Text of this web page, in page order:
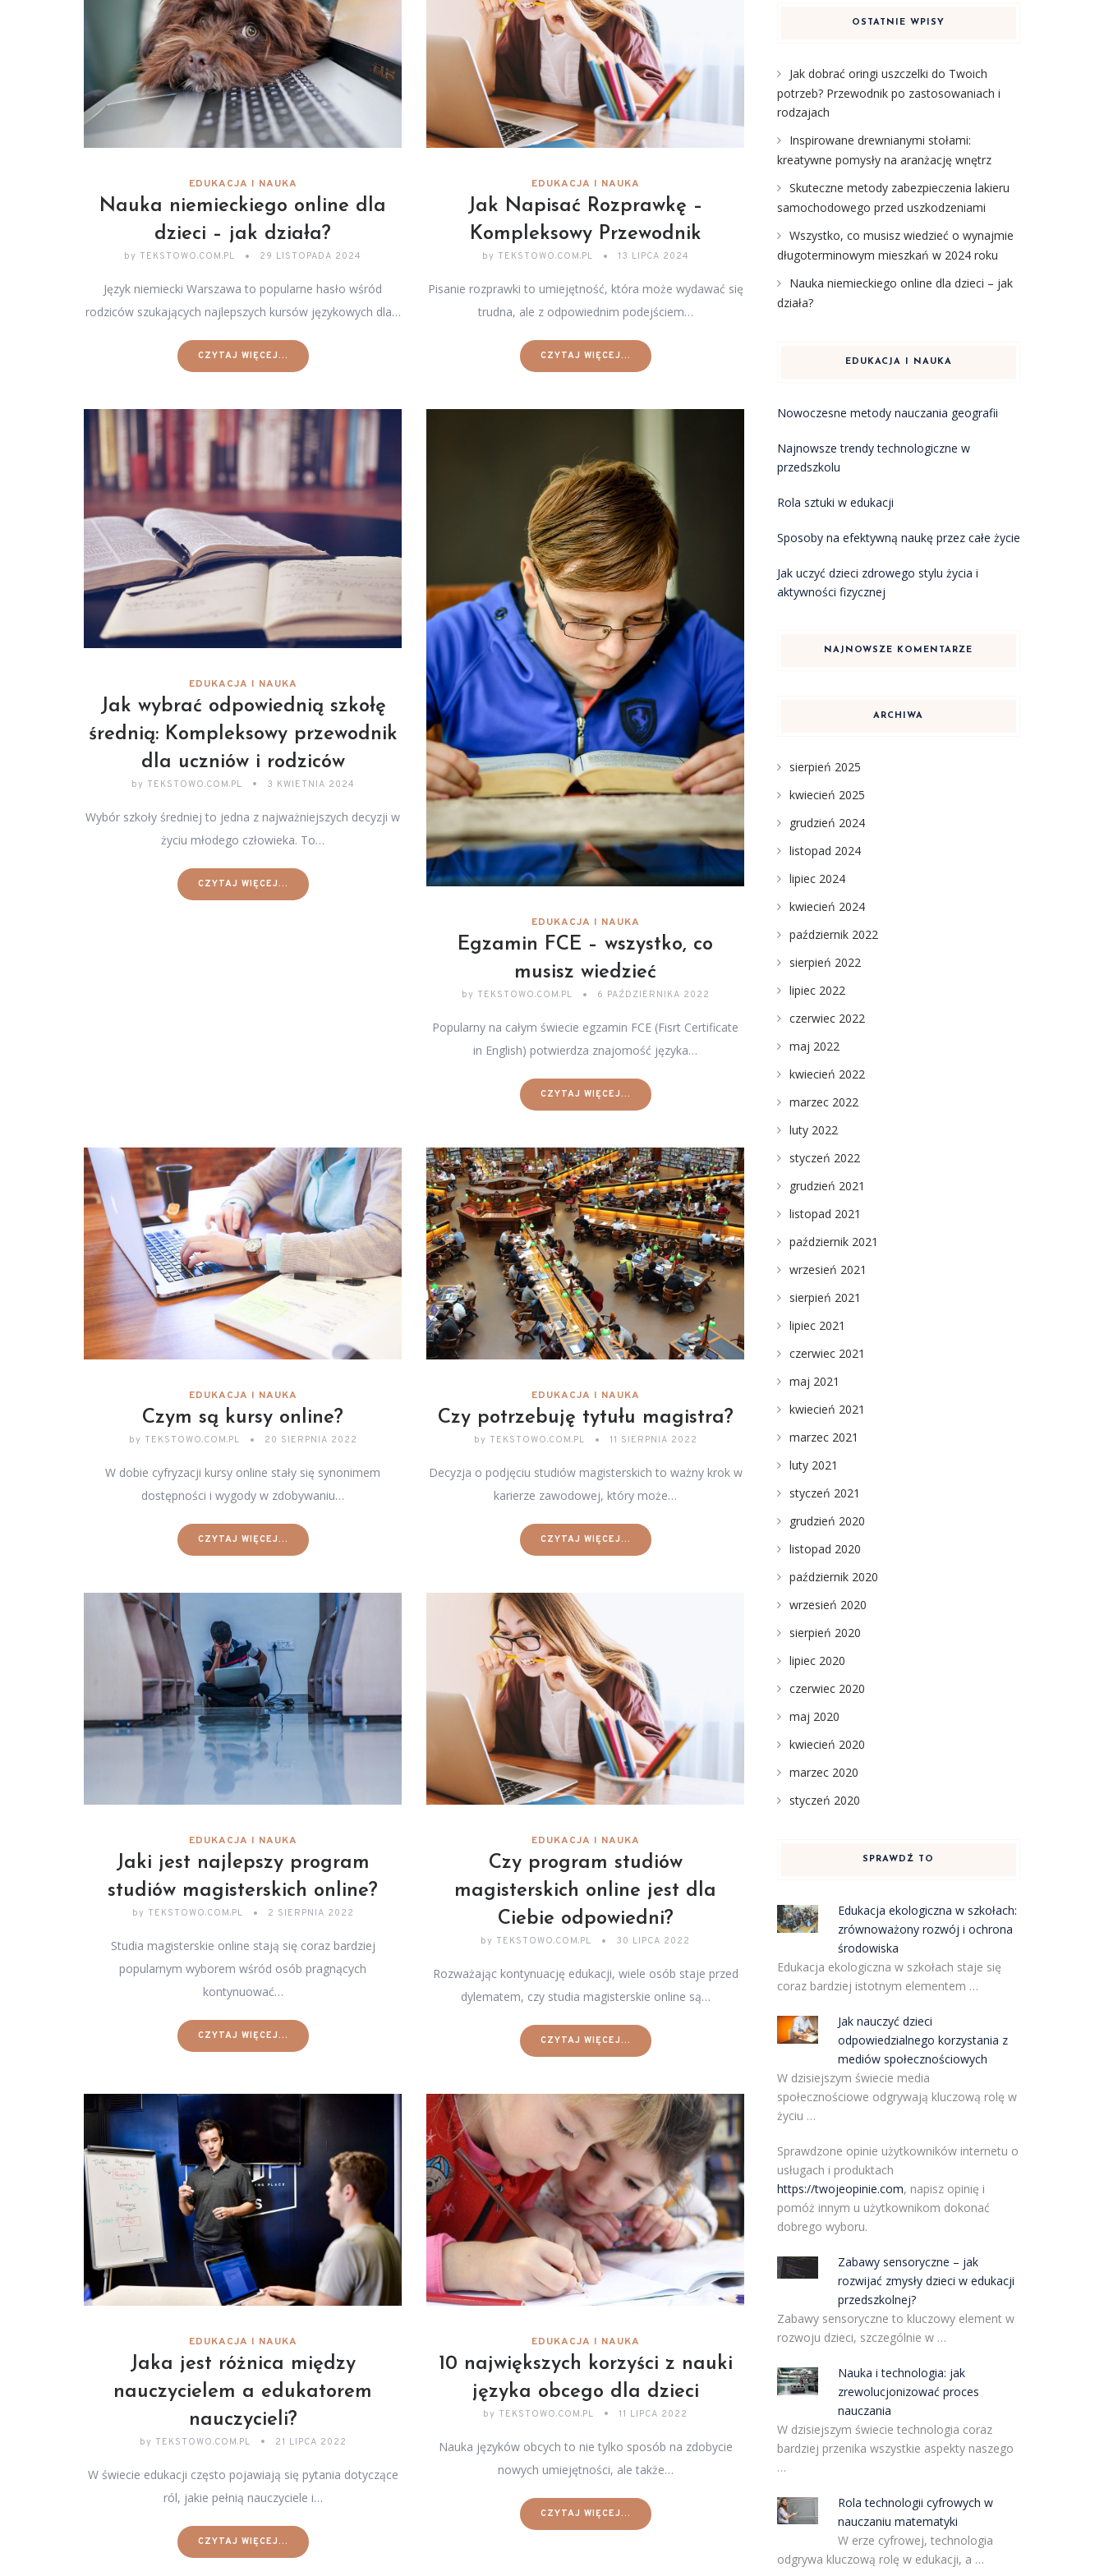
EDUKACJA I NAUKA
Nauka niemieckiego online dla
dzieci – jak działa?
by TEKSTOWO.COM.PL 29 LISTOPADA 2024
Język niemiecki Warszawa to popularne hasło wśród
rodziców szukających najlepszych kursów językowych dla…
CZYTAJ WIĘCEJ...
EDUKACJA I NAUKA
Jak Napisać Rozprawkę –
Kompleksowy Przewodnik
by TEKSTOWO.COM.PL 13 LIPCA 2024
Pisanie rozprawki to umiejętność, która może wydawać się
trudna, ale z odpowiednim podejściem…
CZYTAJ WIĘCEJ...
EDUKACJA I NAUKA
Jak wybrać odpowiednią szkołę
średnią: Kompleksowy przewodnik
dla uczniów i rodziców
by TEKSTOWO.COM.PL 3 KWIETNIA 2024
Wybór szkoły średniej to jedna z najważniejszych decyzji w
życiu młodego człowieka. To…
CZYTAJ WIĘCEJ...
EDUKACJA I NAUKA
Egzamin FCE – wszystko, co
musisz wiedzieć
by TEKSTOWO.COM.PL 6 PAŹDZIERNIKA 2022
Popularny na całym świecie egzamin FCE (Fisrt Certificate
in English) potwierdza znajomość języka…
CZYTAJ WIĘCEJ...
EDUKACJA I NAUKA
Czym są kursy online?
by TEKSTOWO.COM.PL 20 SIERPNIA 2022
W dobie cyfryzacji kursy online stały się synonimem
dostępności i wygody w zdobywaniu…
CZYTAJ WIĘCEJ...
EDUKACJA I NAUKA
Czy potrzebuję tytułu magistra?
by TEKSTOWO.COM.PL 11 SIERPNIA 2022
Decyzja o podjęciu studiów magisterskich to ważny krok w
karierze zawodowej, który może…
CZYTAJ WIĘCEJ...
EDUKACJA I NAUKA
Jaki jest najlepszy program
studiów magisterskich online?
by TEKSTOWO.COM.PL 2 SIERPNIA 2022
Studia magisterskie online stają się coraz bardziej
popularnym wyborem wśród osób pragnących
kontynuować…
CZYTAJ WIĘCEJ...
EDUKACJA I NAUKA
Czy program studiów
magisterskich online jest dla
Ciebie odpowiedni?
by TEKSTOWO.COM.PL 30 LIPCA 2022
Rozważając kontynuację edukacji, wiele osób staje przed
dylematem, czy studia magisterskie online są…
CZYTAJ WIĘCEJ...
EDUKACJA I NAUKA
Jaka jest różnica między
nauczycielem a edukatorem
nauczycieli?
by TEKSTOWO.COM.PL 21 LIPCA 2022
W świecie edukacji często pojawiają się pytania dotyczące
ról, jakie pełnią nauczyciele i…
CZYTAJ WIĘCEJ...
EDUKACJA I NAUKA
10 największych korzyści z nauki
języka obcego dla dzieci
by TEKSTOWO.COM.PL 11 LIPCA 2022
Nauka języków obcych to nie tylko sposób na zdobycie
nowych umiejętności, ale także…
CZYTAJ WIĘCEJ...
OSTATNIE WPISY
Jak dobrać oringi uszczelki do Twoich
potrzeb? Przewodnik po zastosowaniach i
rodzajach
Inspirowane drewnianymi stołami:
kreatywne pomysły na aranżację wnętrz
Skuteczne metody zabezpieczenia lakieru
samochodowego przed uszkodzeniami
Wszystko, co musisz wiedzieć o wynajmie
długoterminowym mieszkań w 2024 roku
Nauka niemieckiego online dla dzieci – jak
działa?
EDUKACJA I NAUKA
Nowoczesne metody nauczania geografii
Najnowsze trendy technologiczne w
przedszkolu
Rola sztuki w edukacji
Sposoby na efektywną naukę przez całe życie
Jak uczyć dzieci zdrowego stylu życia i
aktywności fizycznej
NAJNOWSZE KOMENTARZE
ARCHIWA
sierpień 2025
kwiecień 2025
grudzień 2024
listopad 2024
lipiec 2024
kwiecień 2024
październik 2022
sierpień 2022
lipiec 2022
czerwiec 2022
maj 2022
kwiecień 2022
marzec 2022
luty 2022
styczeń 2022
grudzień 2021
listopad 2021
październik 2021
wrzesień 2021
sierpień 2021
lipiec 2021
czerwiec 2021
maj 2021
kwiecień 2021
marzec 2021
luty 2021
styczeń 2021
grudzień 2020
listopad 2020
październik 2020
wrzesień 2020
sierpień 2020
lipiec 2020
czerwiec 2020
maj 2020
kwiecień 2020
marzec 2020
styczeń 2020
SPRAWDŹ TO
Edukacja ekologiczna w szkołach:
zrównoważony rozwój i ochrona
środowiska
Edukacja ekologiczna w szkołach staje się
coraz bardziej istotnym elementem …
Jak nauczyć dzieci
odpowiedzialnego korzystania z
mediów społecznościowych
W dzisiejszym świecie media
społecznościowe odgrywają kluczową rolę w
życiu …
Sprawdzone opinie użytkowników internetu o
usługach i produktach
https://twojeopinie.com, napisz opinię i
pomóż innym u użytkownikom dokonać
dobrego wyboru.
Zabawy sensoryczne – jak
rozwijać zmysły dzieci w edukacji
przedszkolnej?
Zabawy sensoryczne to kluczowy element w
rozwoju dzieci, szczególnie w …
Nauka i technologia: jak
zrewolucjonizować proces
nauczania
W dzisiejszym świecie technologia coraz
bardziej przenika wszystkie aspekty naszego
…
Rola technologii cyfrowych w
nauczaniu matematyki
W erze cyfrowej, technologia
odgrywa kluczową rolę w edukacji, a …